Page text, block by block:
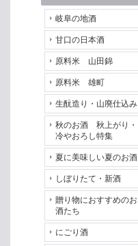
岐阜の地酒
甘口の日本酒
原料米 山田錦
原料米 雄町
生酛造り・山廃仕込み
秋のお酒 秋上がり・
冷やおろし特集
夏に美味しい夏のお酒
しぼりたて・新酒
贈り物におすすめのお
酒たち
にごり酒